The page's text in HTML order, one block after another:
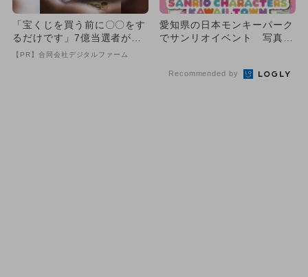
「宝くじを買う前に〇〇をす
るだけです」7億当選者が続
出
【PR】合同会社デジタルファーム
愛知県の日本モンキーパーク
でサンリオイベント 写真ス
Recommended by